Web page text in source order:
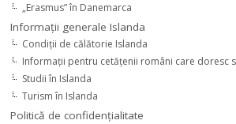
„Erasmus” în Danemarca
Informaţii generale Islanda
Condiţii de călătorie Islanda
Informaţii pentru cetăţenii români care doresc
Studii în Islanda
Turism în Islanda
Politică de confidențialitate